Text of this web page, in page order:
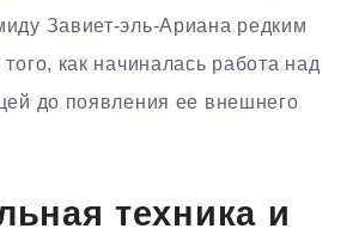
Завиет-эль-Ариана редким
как начиналась работа над
до появления ее внешнего
техника и